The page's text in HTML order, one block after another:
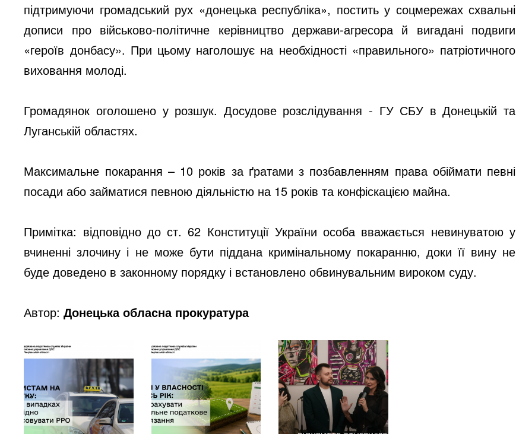
підтримуючи громадський рух «донецька республіка», постить у соцмережах схвальні
дописи про військово-політичне керівництво держави-агресора й вигадані подвиги
«героїв донбасу». При цьому наголошує на необхідності «правильного» патріотичного
виховання молоді.
Громадянок оголошено у розшук. Досудове розслідування - ГУ СБУ в Донецькій та
Луганській областях.
Максимальне покарання – 10 років за ґратами з позбавленням права обіймати певні
посади або займатися певною діяльністю на 15 років та конфіскацією майна.
Примітка: відповідно до ст. 62 Конституції України особа вважається невинуватою у
вчиненні злочину і не може бути піддана кримінальному покаранню, доки її вину не
буде доведено в законному порядку і встановлено обвинувальним вироком суду.
Автор:Донецька обласна прокуратура